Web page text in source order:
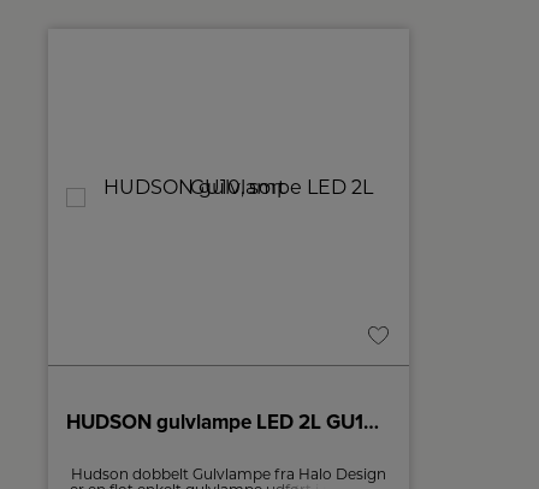
HUDSON gulvlampe LED 2L GU10, sort
Hudson dobbelt Gulvlampe fra Halo Design